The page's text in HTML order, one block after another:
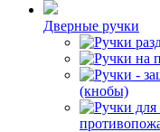
Дверные ручки
(кнобы)